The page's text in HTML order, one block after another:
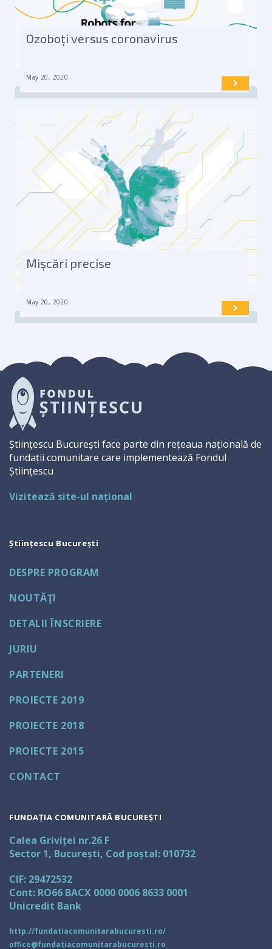
Ozoboți versus coronavirus
May 20, 2020
Mișcări precise
May 20, 2020
Științescu București face parte din rețeaua națională de
fundații comunitare care implementează Fondul
Științescu
Vizitează site-ul național
Științescu București
DESPRE PROGRAM
NOUTĂŢI
DETALII ÎNSCRIERE
JURIU
PARTENERI
PROIECTE 2019
PROIECTE 2018
PROIECTE 2015
CONTACT
FUNDAȚIA COMUNITARĂ BUCUREȘTI
Calea Griviței nr.26 F
Sector 1, București, Cod poștal: 010732
CIF: 29472532
Cont: RO66 BACX 0000 0006 8633 0001
Unicredit Bank
http://fundatiacomunitarabucuresti.ro/
office@fundatiacomunitarabucuresti.ro